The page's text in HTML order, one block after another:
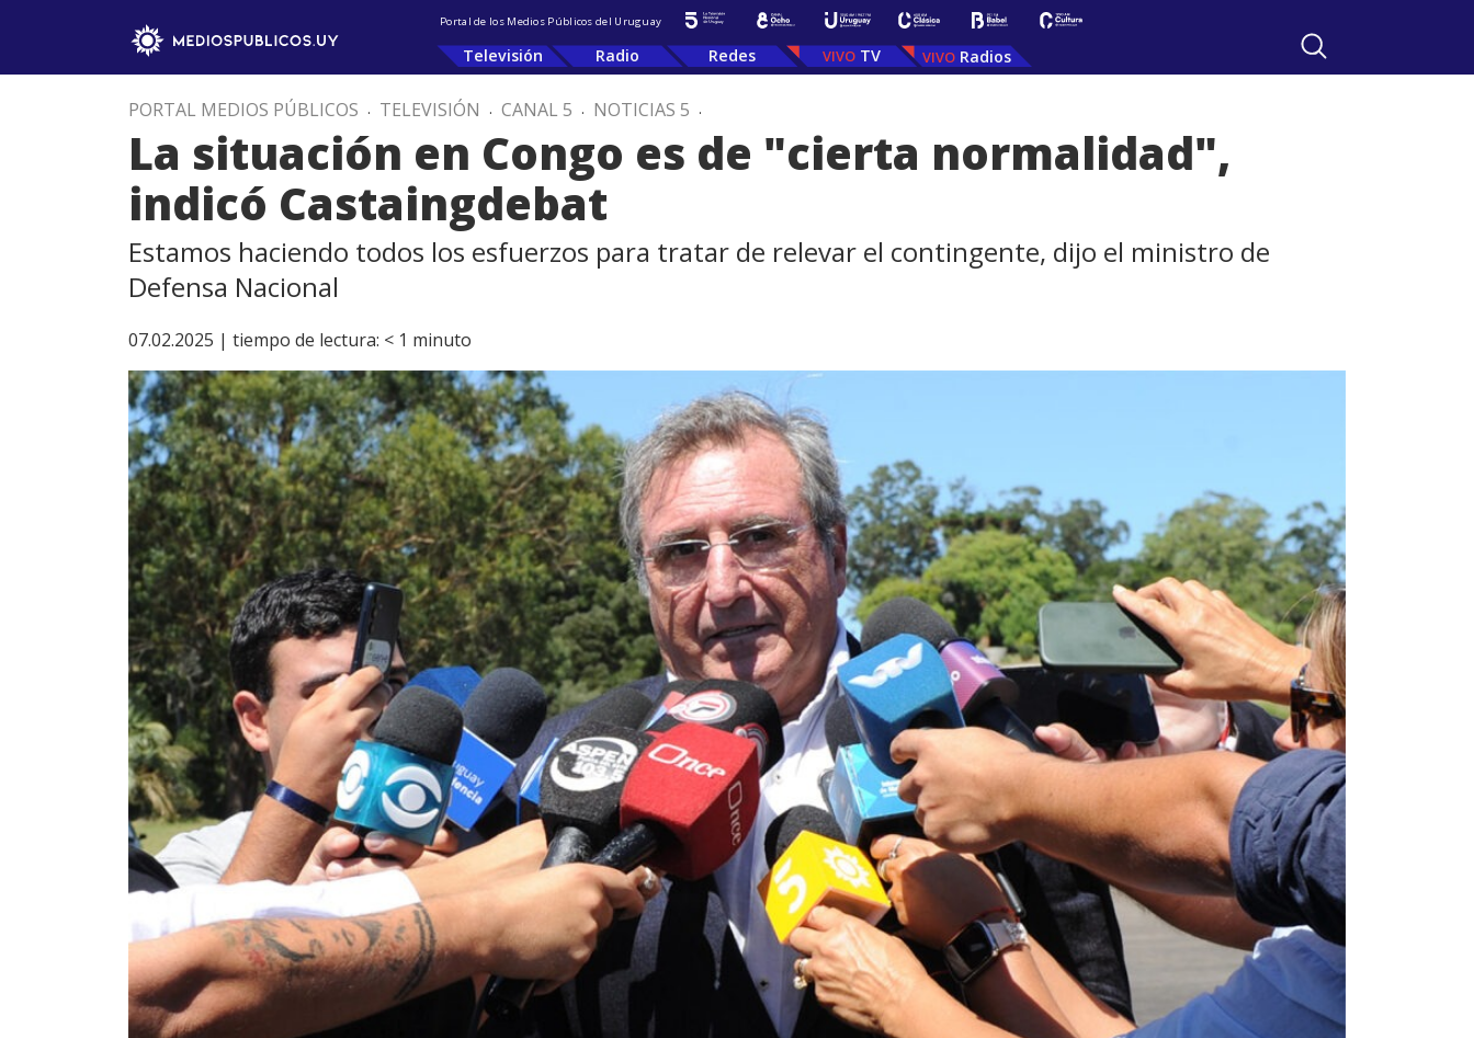
Portal de los Medios Públicos del Uruguay
Televisión Radio Redes TV Radios
PORTAL MEDIOS PÚBLICOS . TELEVISIÓN . CANAL 5 . NOTICIAS 5 .
La situación en Congo es de "cierta normalidad",
indicó Castaingdebat
Estamos haciendo todos los esfuerzos para tratar de relevar el contingente, dijo el ministro de
Defensa Nacional
07.02.2025 | tiempo de lectura: < 1 minuto